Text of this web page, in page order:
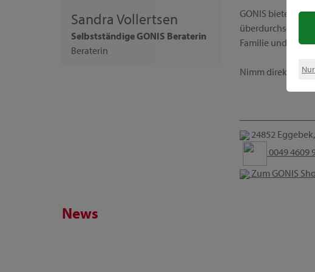
Sandra Vollertsen
Selbstständige GONIS Beraterin
Beraterin
GONIS bietet
Familie und
Nimm direkt
24852
0049 4609
Zum GONIS
News